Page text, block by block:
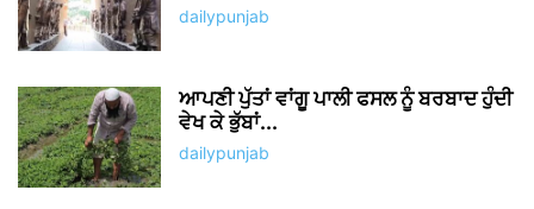
dailypunjab
ਆਪਣੀ ਪੁੱਤਾਂ ਵਾਂਗੂ ਪਾਲੀ ਫਸਲ ਨੂੰ ਬਰਬਾਦ ਹੁੰਦੀ
ਵੇਖ ਕੇ ਭੁੱਬਾਂ...
dailypunjab